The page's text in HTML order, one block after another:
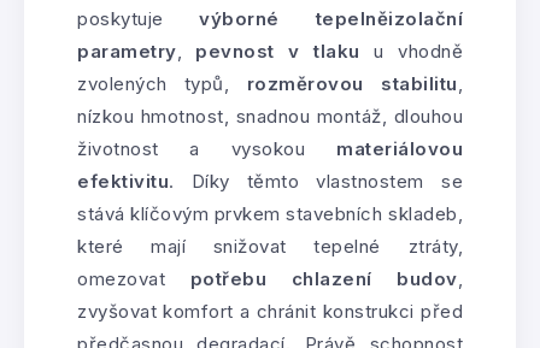
poskytujevýborné tepelněizolační
parametry, pevnost v tlaku u vhodně
zvolených typů, rozměrovou stabilitu,
nízkou hmotnost, snadnou montáž, dlouhou
životnost a vysokou materiálovou
efektivitu. Díky těmto vlastnostem se
stává klíčovým prvkem stavebních skladeb,
které mají snižovat tepelné ztráty,
omezovat potřebu chlazení budov,
zvyšovat komfort a chránit konstrukci před